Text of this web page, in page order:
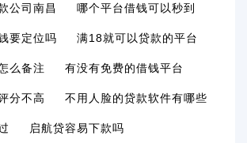
公司南昌 哪个平台借钱可以秒到
要定位吗 满18就可以贷款的平台
么备注 有没有免费的借钱平台
分不高 不用人脸的贷款软件有哪些
启航贷容易下款吗